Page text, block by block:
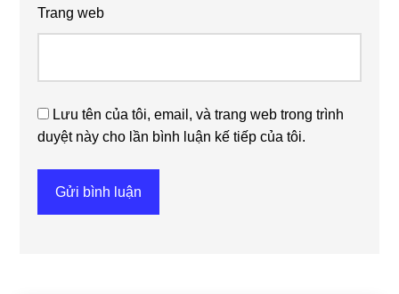
Trang web
Lưu tên của tôi, email, và trang web trong trình
duyệt này cho lần bình luận kế tiếp của tôi.